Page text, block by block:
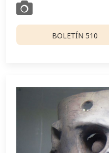
BOLETÍN 510